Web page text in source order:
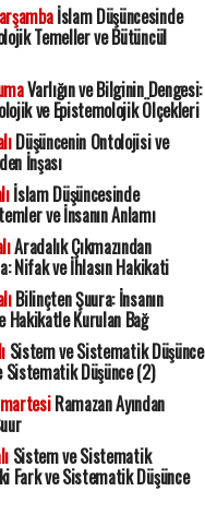
İslam Düşüncesinde
Temeller ve Bütüncül
Varlığın ve Bilginin Dengesi:
ve Epistemolojik Ölçekleri
Düşüncenin Ontolojisi ve
İnşası
İslam Düşüncesinde
ve İnsanın Anlamı
Aradalık Çıkmazından
Nifak ve İhlasın Hakikati
Bilinçten Şuura: İnsanın
Hakikatle Kurulan Bağ
Sistem ve Sistematik Düşünce
Sistematik Düşünce (2)
Ramazan Ayından
Sistem ve Sistematik
Fark ve Sistematik Düşünce